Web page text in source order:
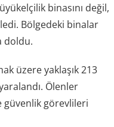
binasını değil,
Bölgedeki binalar
doldu.
üzere yaklaşık 213
Ölenler
güvenlik görevlileri